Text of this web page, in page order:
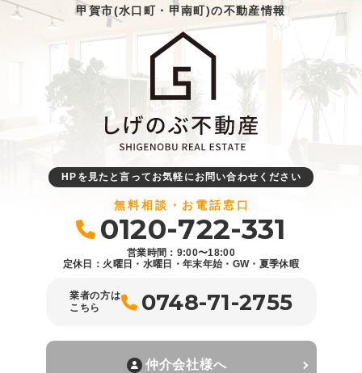
甲賀市(水口町・甲南町)の不動産情報
HPを見たと言ってお気軽にお問い合わせください
無料相談・お電話窓口
0120-722-331
営業時間：9:00〜18:00
定休日：火曜日・水曜日・年末年始・GW・夏季休暇
業者の方は
こちら
0748-71-2755
仲介会社様へ